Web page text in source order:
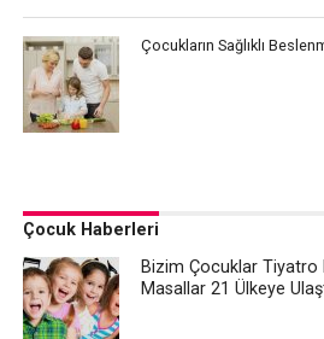
Çocukların Sağlıklı
Çocuk Haberleri
Bizim Çocuklar Tiyatro
Masallar 21 Ülkeye